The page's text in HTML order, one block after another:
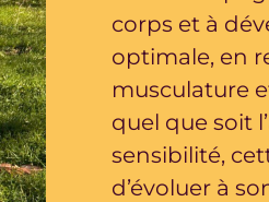
corps et à
optimale, en
musculature
quel que soit
sensibilité,
d’évoluer à